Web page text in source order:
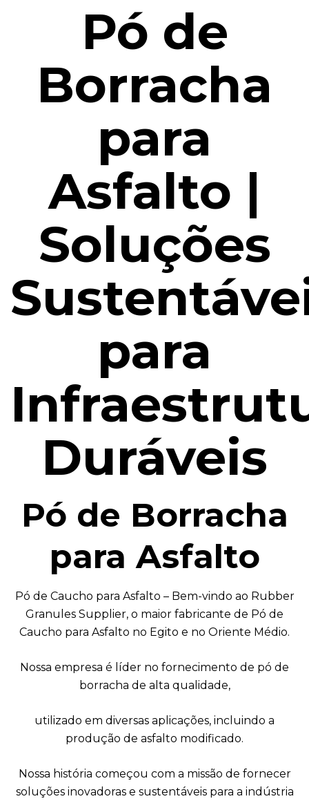
Pó de
Borracha
para
Asfalto |
Soluções
para
Duráveis
Pó de Borracha
para Asfalto
Pó de Caucho para Asfalto – Bem-vindo ao Rubber
Granules Supplier, o maior fabricante de Pó de
Caucho para Asfalto no Egito e no Oriente Médio.
Nossa empresa é líder no fornecimento de pó de
borracha de alta qualidade,
utilizado em diversas aplicações, incluindo a
produção de asfalto modificado.
Nossa história começou com a missão de fornecer
soluções inovadoras e sustentáveis para a indústria